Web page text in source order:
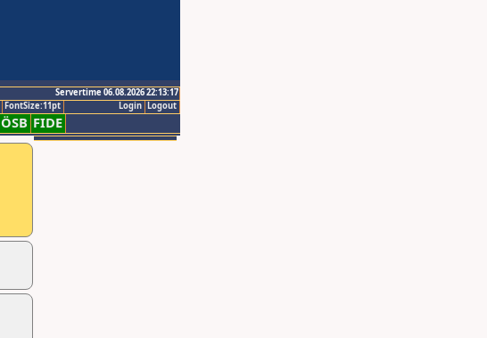
Servertime 06.08.2026 22:13:17
Logout
Login
FontSize:11pt
ÖSB FIDE